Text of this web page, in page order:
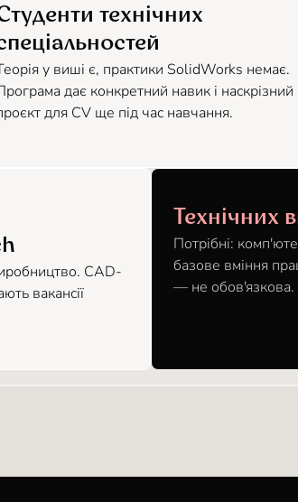
технічних
у виші є, практики SolidWorks немає.
дає конкретний навик і наскрізний
для CV ще під час навчання.
CAD-
вакансії
Технічних
Потрібні:
базове вміння
— не обов'язкова.